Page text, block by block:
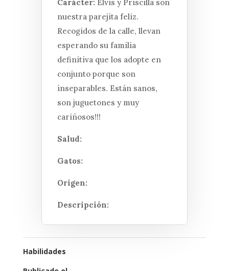
Carácter: Elvis y Priscilla son
nuestra parejita feliz.
Recogidos de la calle, llevan
esperando su familia
definitiva que los adopte en
conjunto porque son
inseparables. Están sanos,
son juguetones y muy
cariñosos!!!
Salud:
Gatos:
Origen:
Descripción:
Habilidades